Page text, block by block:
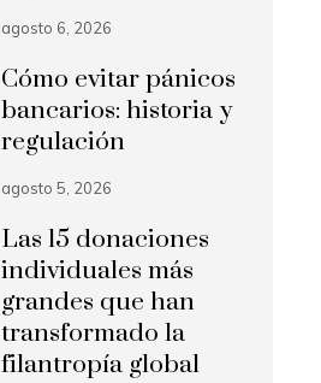
agosto 6, 2026
Cómo evitar pánicos
bancarios: historia y
regulación
agosto 5, 2026
Las 15 donaciones
individuales más
grandes que han
transformado la
filantropía global